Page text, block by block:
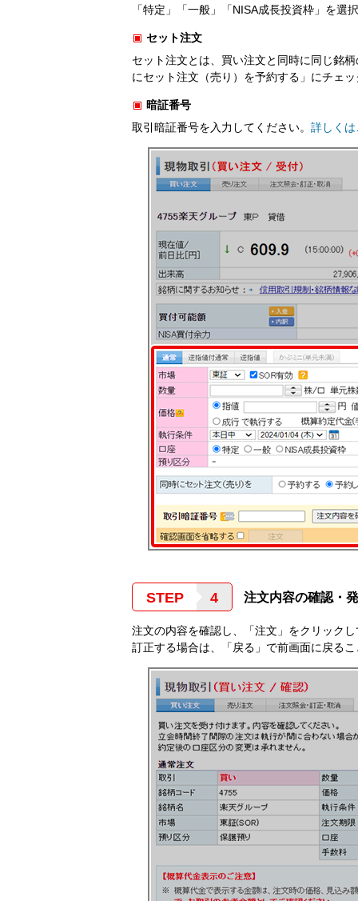
「特定」「一般」「NISA成長投資枠」を選
セット注文
セット注文とは、買い注文と同時に同じ銘
にセット注文（売り）を予約する」にチェ
暗証番号
取引暗証番号を入力してください。 詳しく
STEP 注文内容の確認・
注文の内容を確認し、「注文」をクリック
訂正する場合は、「戻る」で前画面に戻る